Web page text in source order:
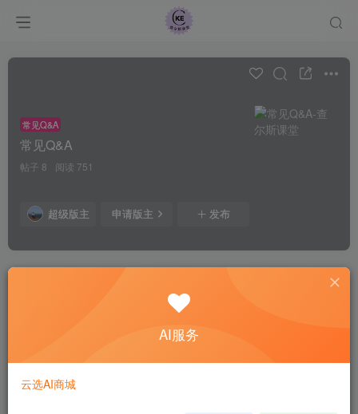
常见Q&A
常见Q&A
帖子 8 阅读 751
超级版主 申请版主 发布
AI服务
云选AI商城